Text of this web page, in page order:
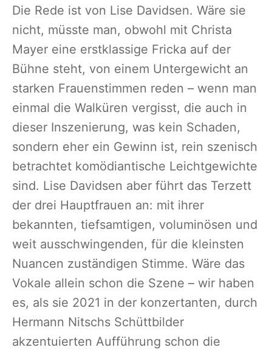
Die Rede ist von Lise Davidsen. Wäre sie
nicht, müsste man, obwohl mit Christa
Mayer eine erstklassige Fricka auf der
Bühne steht, von einem Untergewicht an
starken Frauenstimmen reden – wenn man
einmal die Walküren vergisst, die auch in
dieser Inszenierung, was kein Schaden,
sondern eher ein Gewinn ist, rein szenisch
betrachtet komödiantische Leichtgewichte
sind. Lise Davidsen aber führt das Terzett
der drei Hauptfrauen an: mit ihrer
bekannten, tiefsamtigen, voluminösen und
weit ausschwingenden, für die kleinsten
Nuancen zuständigen Stimme. Wäre das
Vokale allein schon die Szene – wir haben
es, als sie 2021 in der konzertanten, durch
Hermann Nitschs Schüttbilder
akzentuierten Aufführung schon die